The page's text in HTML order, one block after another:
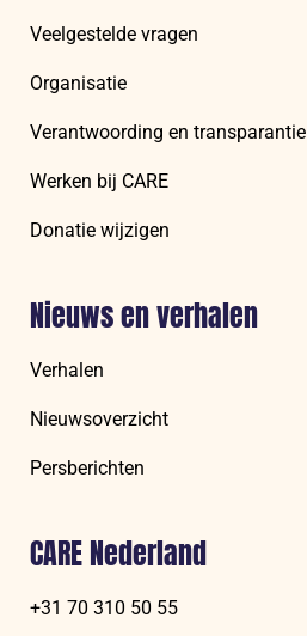
Veelgestelde vragen
Organisatie
Verantwoording en transparantie
Werken bij CARE
Donatie wijzigen
Nieuws en verhalen
Verhalen
Nieuwsoverzicht
Persberichten
CARE Nederland
+31 70 310 50 55